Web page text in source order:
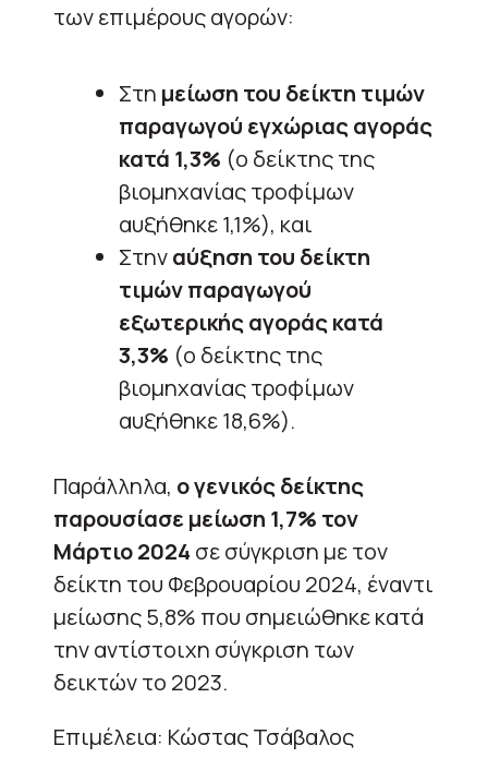
των επιμέρους αγορών:
Στη μείωση του δείκτη τιμών
παραγωγού εγχώριας αγοράς
κατά 1,3% (ο δείκτης της
βιομηχανίας τροφίμων
αυξήθηκε 1,1%), και
Στηναύξηση του δείκτη
τιμών παραγωγού
εξωτερικής αγοράς κατά
3,3% (ο δείκτης της
βιομηχανίας τροφίμων
αυξήθηκε 18,6%).
Παράλληλα, ο γενικός δείκτης
παρουσίασε μείωση 1,7% τον
Μάρτιο 2024 σε σύγκριση με τον
δείκτη του Φεβρουαρίου 2024, έναντι
μείωσης 5,8% που σημειώθηκε κατά
την αντίστοιχη σύγκριση των
δεικτών το 2023.
Επιμέλεια: Κώστας Τσάβαλος